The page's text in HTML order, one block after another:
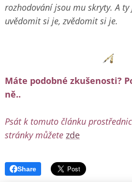
rozhodování jsou mu skryty. A
uvědomit si je, zvědomit si je.
Máte podobné zkušenosti?
ně..
Psát k tomuto článku
stránky můžete zde
Share